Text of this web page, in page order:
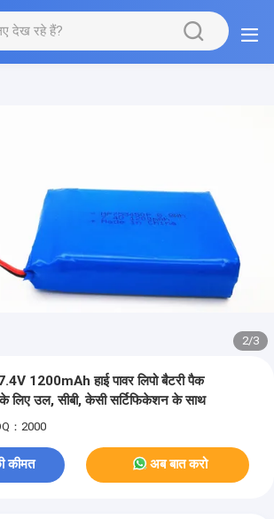
2/3
1200mAh हाई पावर लिपो बैटरी पैक
लिए उल, सीबी, केसी सर्टिफिकेशन के साथ
：2000
कीमत अब बात करो